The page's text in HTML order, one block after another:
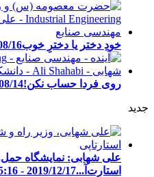
خودِ دختر یا دخترِ خوب- 12:48
روی فردا حساب نکن!- 22:15
جدید
علی شهابی: نمایشگاه
استارت‌آ...2019/12/17 - 15:16